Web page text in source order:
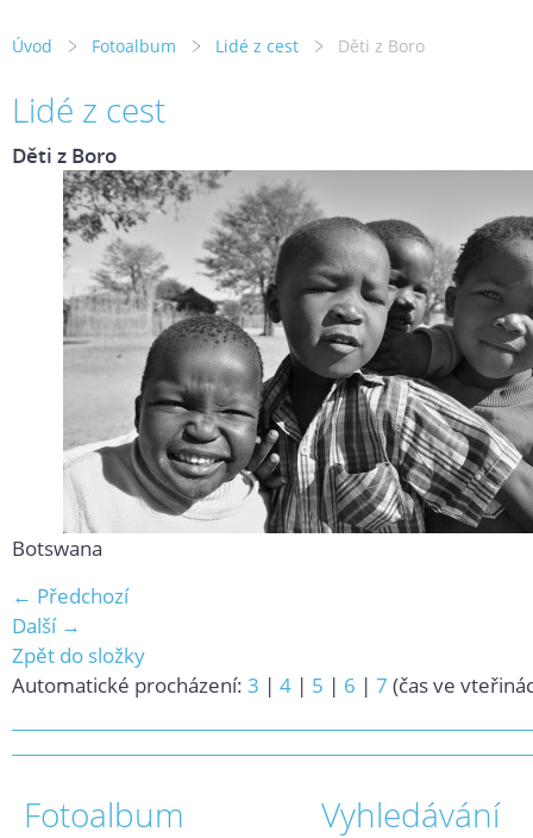
Úvod Fotoalbum Lidé z cest Děti z Boro
Lidé z cest
Děti z Boro
Botswana
← Předchozí
Další →
Zpět do složky
Automatické procházení: 3 | 4 | 5 | 6 | 7 (čas ve
Fotoalbum Vyhledávání